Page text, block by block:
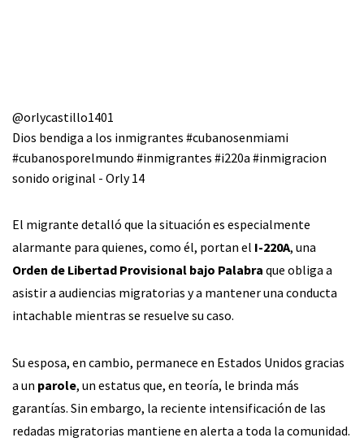
@orlycastillo1401
Dios bendiga a los inmigrantes #cubanosenmiami
#cubanosporelmundo #inmigrantes #i220a #inmigracion
sonido original - Orly 14
El migrante detalló que la situación es especialmente
alarmante para quienes, como él, portan el I-220A, una
Orden de Libertad Provisional bajo Palabra que obliga a
asistir a audiencias migratorias y a mantener una conducta
intachable mientras se resuelve su caso.
Su esposa, en cambio, permanece en Estados Unidos gracias
a un parole, un estatus que, en teoría, le brinda más
garantías. Sin embargo, la reciente intensificación de las
redadas migratorias mantiene en alerta a toda la comunidad.